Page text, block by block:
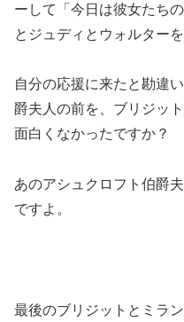
ーして「今日は彼女たち
とジュディとウォルター
自分の応援に来たと勘違
爵夫人の前を、ブリジッ
面白くなかったですか？
あのアシュクロフト伯爵
ですよ。
最後のブリジットとミラ